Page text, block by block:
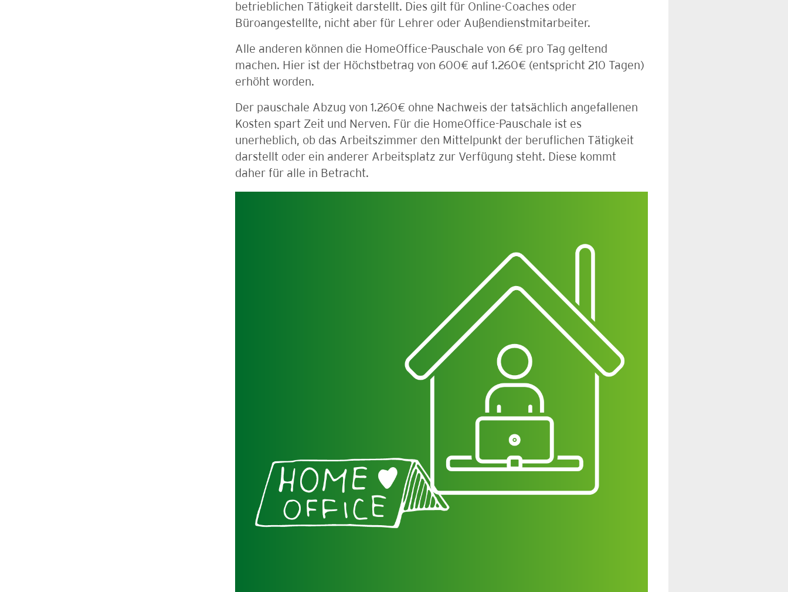
betrieblichen Tätigkeit darstellt. Dies gilt für Online-Coaches oder
Büroangestellte, nicht aber für Lehrer oder Außendienstmitarbeiter.
Alle anderen können die HomeOffice-Pauschale von 6€ pro Tag geltend
machen. Hier ist der Höchstbetrag von 600€ auf 1.260€ (entspricht 210 Tagen)
erhöht worden.
Der pauschale Abzug von 1.260€ ohne Nachweis der tatsächlich angefallenen
Kosten spart Zeit und Nerven. Für die HomeOffice-Pauschale ist es
unerheblich, ob das Arbeitszimmer den Mittelpunkt der beruflichen Tätigkeit
darstellt oder ein anderer Arbeitsplatz zur Verfügung steht. Diese kommt
daher für alle in Betracht.